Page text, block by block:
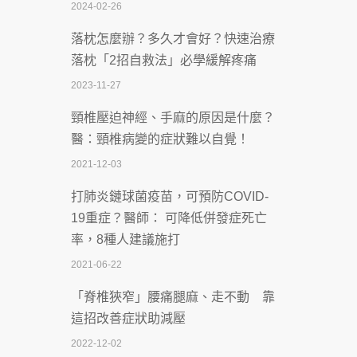
2026-07-08
體溫飆破41度！醫連收兩例中暑病例：
致死率達8成
2026-07-07
深耕萬華55年 西園醫院回顧發展歷程與
智慧 醫療布局
2026-07-06
【115年臺北市「防癌保衛戰：健康好禮
一手刮」】 宣導
2026-07-02
2026-07-02
4連霸議員黃秋澤癌逝！食道癌為何奪命
2024-02-26
落枕怎麼辦？多久才會好？快速治療
落枕「2招自救法」必學緩解疼痛
2023-11-27
頸椎壓迫神經、手麻的原因是什麼？
醫：頸椎病變的症狀難以自覺！
2021-12-03
打肺炎鏈球菌疫苗，可預防COVID-
19重症？醫師： 可降低併發症死亡
率，8種人建議施打
2021-06-22
「脊椎狹窄」腰痛腿麻、走不動 靠
這招改善症狀助減壓
2022-12-02